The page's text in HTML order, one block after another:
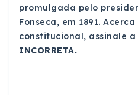
promulgada pelo
Fonseca, em 1891.
constitucional, assinale
INCORRETA.